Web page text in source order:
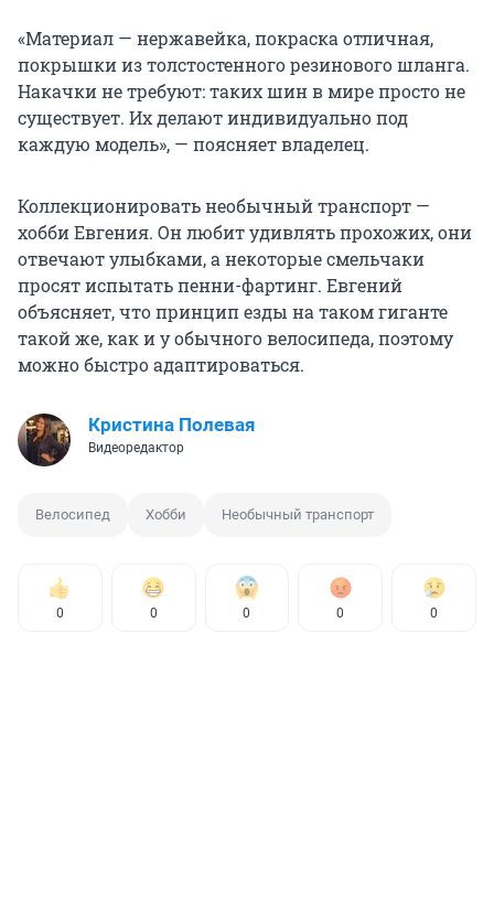
«Материал — нержавейка, покраска отличная,
покрышки из толстостенного резинового шланга.
Накачки не требуют: таких шин в мире просто не
существует. Их делают индивидуально под
каждую модель», — поясняет владелец.
Коллекционировать необычный транспорт —
хобби Евгения. Он любит удивлять прохожих, они
отвечают улыбками, а некоторые смельчаки
просят испытать пенни-фартинг. Евгений
объясняет, что принцип езды на таком гиганте
такой же, как и у обычного велосипеда, поэтому
можно быстро адаптироваться.
Кристина Полевая
Видеоредактор
Велосипед Хобби Необычный транспорт
0 0 0 0 0